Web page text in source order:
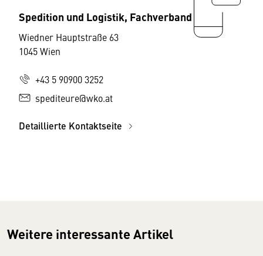
Spedition und Logistik, Fachverband
Wiedner Hauptstraße 63
1045 Wien
+43 5 90900 3252
spediteure@wko.at
Detaillierte Kontaktseite
Weitere interessante Artikel